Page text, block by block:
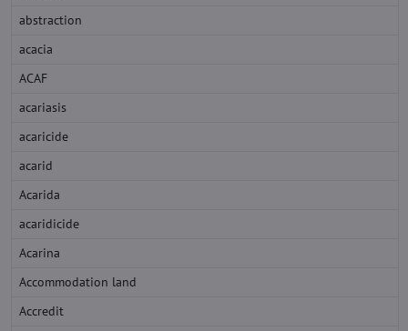
abstraction
acacia
ACAF
acariasis
acaricide
acarid
Acarida
acaridicide
Acarina
Accommodation land
Accredit